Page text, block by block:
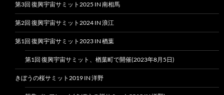
第3回 復興宇宙サミット2025 IN 南相馬
第2回 復興宇宙サミット2024 IN 浪江
第1回 復興宇宙サミット2023 IN 楢葉
第1回 復興宇宙サミット、楢葉町で開催(2023年8月5日)
きぼうの桜サミット2019 IN 洋野